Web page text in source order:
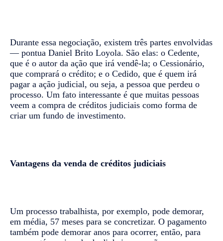
Durante essa negociação, existem três partes envolvidas
— pontua Daniel Brito Loyola. São elas: o Cedente,
que é o autor da ação que irá vendê-la; o Cessionário,
que comprará o crédito; e o Cedido, que é quem irá
pagar a ação judicial, ou seja, a pessoa que perdeu o
processo. Um fato interessante é que muitas pessoas
veem a compra de créditos judiciais como forma de
criar um fundo de investimento.
Vantagens da venda de créditos judiciais
Um processo trabalhista, por exemplo, pode demorar,
em média, 57 meses para se concretizar. O pagamento
também pode demorar anos para ocorrer, então, para